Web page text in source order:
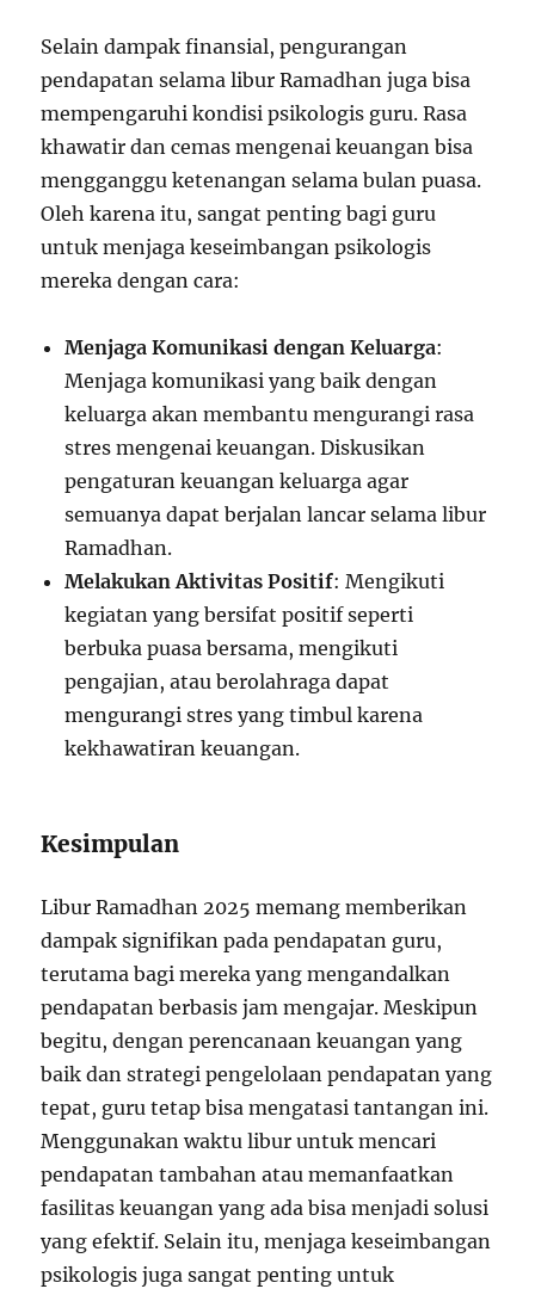
Selain dampak finansial, pengurangan
pendapatan selama libur Ramadhan juga bisa
mempengaruhi kondisi psikologis guru. Rasa
khawatir dan cemas mengenai keuangan bisa
mengganggu ketenangan selama bulan puasa.
Oleh karena itu, sangat penting bagi guru
untuk menjaga keseimbangan psikologis
mereka dengan cara:
Menjaga Komunikasi dengan Keluarga:
Menjaga komunikasi yang baik dengan
keluarga akan membantu mengurangi rasa
stres mengenai keuangan. Diskusikan
pengaturan keuangan keluarga agar
semuanya dapat berjalan lancar selama libur
Ramadhan.
Melakukan Aktivitas Positif: Mengikuti
kegiatan yang bersifat positif seperti
berbuka puasa bersama, mengikuti
pengajian, atau berolahraga dapat
mengurangi stres yang timbul karena
kekhawatiran keuangan.
Kesimpulan
Libur Ramadhan 2025 memang memberikan
dampak signifikan pada pendapatan guru,
terutama bagi mereka yang mengandalkan
pendapatan berbasis jam mengajar. Meskipun
begitu, dengan perencanaan keuangan yang
baik dan strategi pengelolaan pendapatan yang
tepat, guru tetap bisa mengatasi tantangan ini.
Menggunakan waktu libur untuk mencari
pendapatan tambahan atau memanfaatkan
fasilitas keuangan yang ada bisa menjadi solusi
yang efektif. Selain itu, menjaga keseimbangan
psikologis juga sangat penting untuk